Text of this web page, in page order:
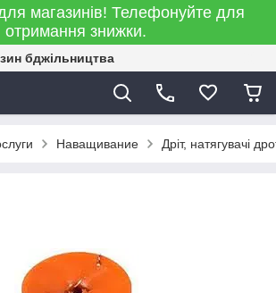
магазинів! Телефонуйте для
отримання знижки.
бджільництва
Наващивание Дріт, натягувачі